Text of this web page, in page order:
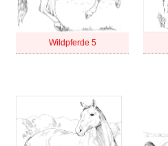
Wildpferde 5